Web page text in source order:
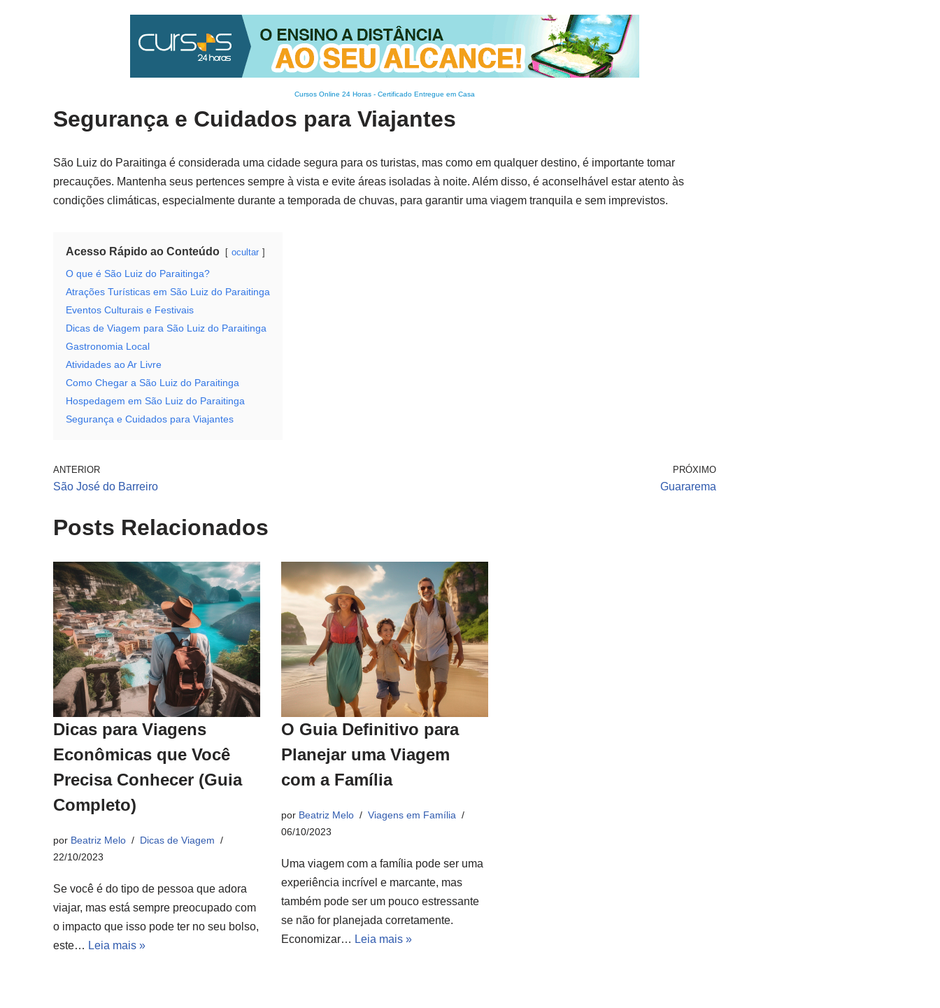
Cursos Online 24 Horas- Certificado Entregue em Casa
Segurança e Cuidados para Viajantes
São Luiz do Paraitinga é considerada uma cidade segura para os turistas, mas como em qualquer destino, é importante tomar
precauções. Mantenha seus pertences sempre à vista e evite áreas isoladas à noite. Além disso, é aconselhável estar atento às
condições climáticas, especialmente durante a temporada de chuvas, para garantir uma viagem tranquila e sem imprevistos.
Acesso Rápido ao Conteúdo ocultar
O que é São Luiz do Paraitinga?
Atrações Turísticas em São Luiz do Paraitinga
Eventos Culturais e Festivais
Dicas de Viagem para São Luiz do Paraitinga
Gastronomia Local
Atividades ao Ar Livre
Como Chegar a São Luiz do Paraitinga
Hospedagem em São Luiz do Paraitinga
Segurança e Cuidados para Viajantes
ANTERIOR
São José do Barreiro
PRÓXIMO
Guararema
Posts Relacionados
Dicas para Viagens
Econômicas que Você
Precisa Conhecer (Guia
Completo)
por Beatriz Melo
Dicas de Viagem
22/10/2023
Se você é do tipo de pessoa que adora
viajar, mas está sempre preocupado com
o impacto que isso pode ter no seu bolso,
este… Leia mais »
O Guia Definitivo para
Planejar uma Viagem
com a Família
por Beatriz Melo
Viagens em Família
06/10/2023
Uma viagem com a família pode ser uma
experiência incrível e marcante, mas
também pode ser um pouco estressante
se não for planejada corretamente.
Economizar… Leia mais »